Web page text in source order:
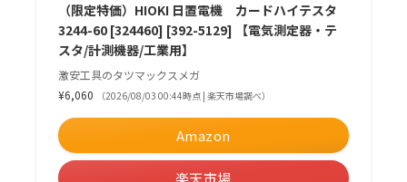
（限定特価）HIOKI 日置電機 カードハイテスタ
3244-60 [324460] [392-5129] 【電気測定器・テ
スタ/計測機器/工業用】
激安工具のタツマックスメガ
¥6,060
（2026/08/03 00:44時点 | 楽天市場調べ）
Amazon